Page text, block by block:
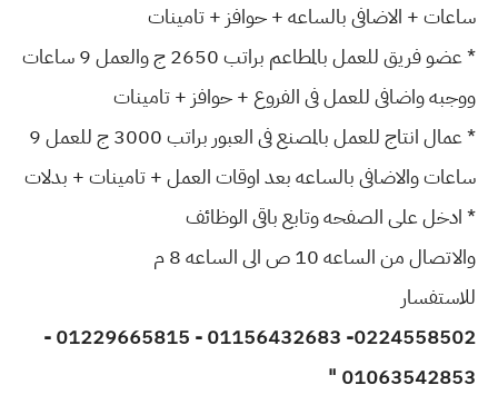
ساعات + الاضافى بالساعه + حوافز + تامينات
* عضو فريق للعمل بالمطاعم براتب 2650 ج والعمل 9 ساعات
ووجبه واضافى للعمل فى الفروع + حوافز + تامينات
* عمال انتاج للعمل بالمصنع فى العبور براتب 3000 ج للعمل 9
ساعات والاضافى بالساعه بعد اوقات العمل + تامينات + بدلات
* ادخل على الصفحه وتابع باقى الوظائف
والاتصال من الساعه 10 ص الى الساعه 8 م
للاستفسار
0224558502- 01156432683 - 01229665815 -
01063542853 "